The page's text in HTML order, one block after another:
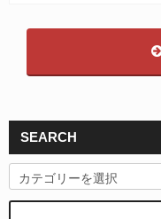
SEARCH